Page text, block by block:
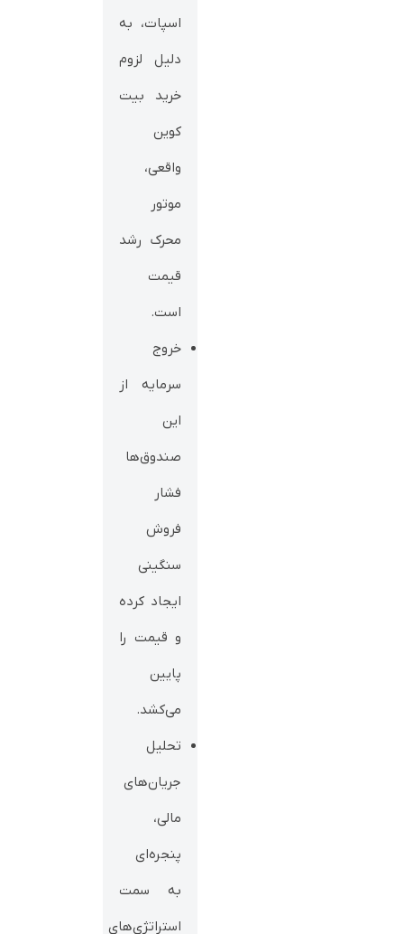
اسپات، به
دلیل لزوم
خرید بیت‌
کوین
واقعی،
موتور
محرک رشد
قیمت
است.
خروج
سرمایه از
این
صندوق‌ها
فشار
فروش
سنگینی
ایجاد کرده
و قیمت را
پایین
می‌کشد.
تحلیل
جریان‌های
مالی،
پنجره‌ای
به سمت
استراتژی‌های